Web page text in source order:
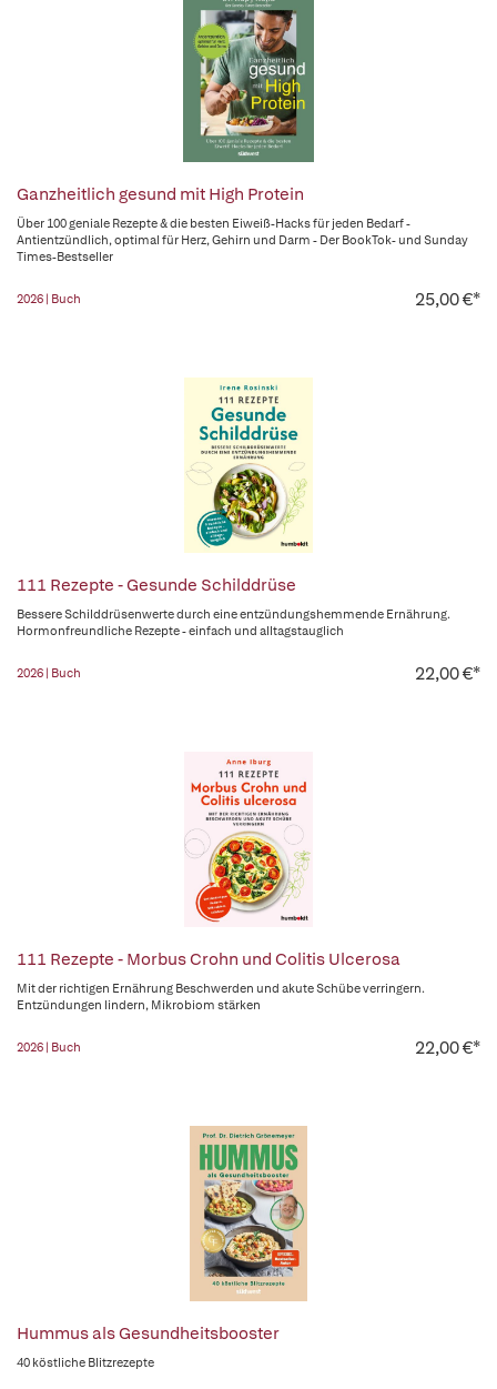
Ganzheitlich gesund mit High Protein
Über 100 geniale Rezepte & die besten Eiweiß-Hacks für jeden Bedarf -
Antientzündlich, optimal für Herz, Gehirn und Darm - Der BookTok- und Sunday
Times-Bestseller
2026 | Buch 25,00 €*
111 Rezepte - Gesunde Schilddrüse
Bessere Schilddrüsenwerte durch eine entzündungshemmende Ernährung.
Hormonfreundliche Rezepte - einfach und alltagstauglich
2026 | Buch 22,00 €*
111 Rezepte - Morbus Crohn und Colitis Ulcerosa
Mit der richtigen Ernährung Beschwerden und akute Schübe verringern.
Entzündungen lindern, Mikrobiom stärken
2026 | Buch 22,00 €*
Hummus als Gesundheitsbooster
40 köstliche Blitzrezepte